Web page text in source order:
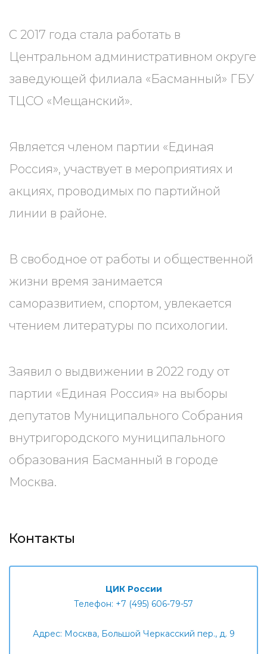
С 2017 года стала работать в
Центральном административном округе
заведующей филиала «Басманный» ГБУ
ТЦСО «Мещанский».
Является членом партии «Единая
Россия», участвует в мероприятиях и
акциях, проводимых по партийной
линии в районе.
В свободное от работы и общественной
жизни время занимается
саморазвитием, спортом, увлекается
чтением литературы по психологии.
Заявил о выдвижении в 2022 году от
партии «Единая Россия» на выборы
депутатов Муниципального Собрания
внутригородского муниципального
образования Басманный в городе
Москва.
Контакты
ЦИК России
Телефон: +7 (495) 606-79-57
Адрес: Москва, Большой Черкасский пер., д. 9